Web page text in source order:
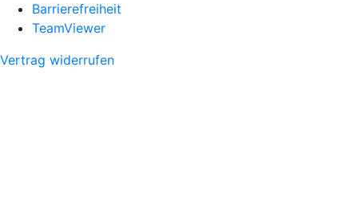
Barrierefreiheit
TeamViewer
Vertrag widerrufen